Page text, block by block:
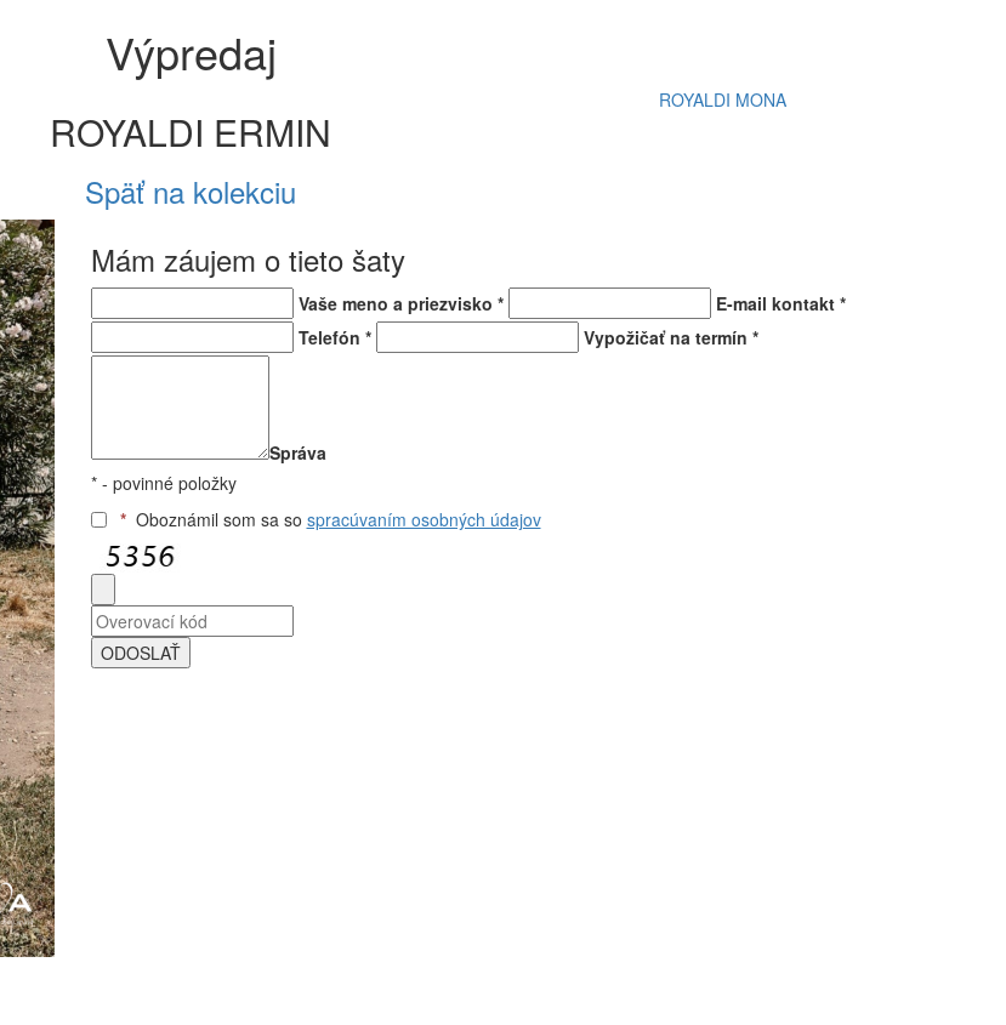
Výpredaj
ROYALDI ERMIN
Späť na kolekciu
ROYALDI MONA
Mám záujem o tieto šaty
Vaše meno a priezvisko * E-mail kontakt *
Telefón * Vypožičať na termín *
Správa
*- povinné položky
*Oboznámil som sa so spracúvaním osobných údajov